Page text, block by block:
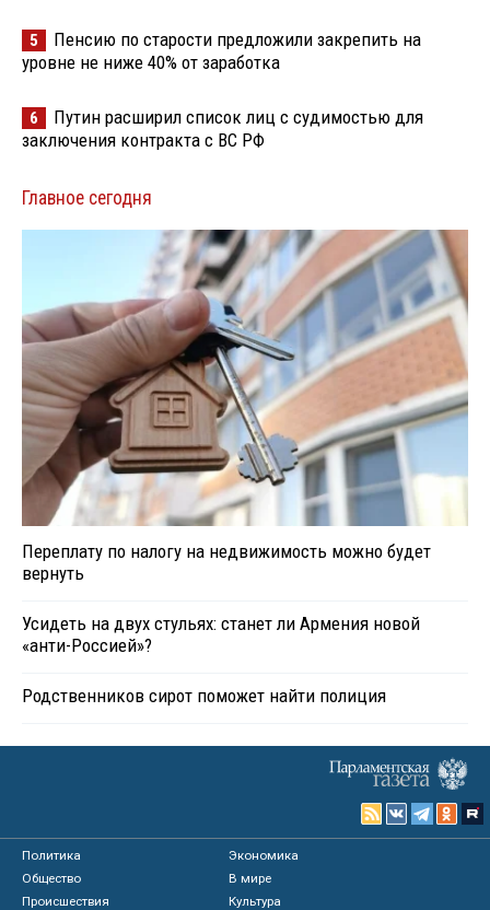
5
Пенсию по старости предложили закрепить на
уровне не ниже 40% от заработка
6
Путин расширил список лиц с судимостью для
заключения контракта с ВС РФ
Главное сегодня
Переплату по налогу на недвижимость можно будет
вернуть
Усидеть на двух стульях: станет ли Армения новой
«анти-Россией»?
Родственников сирот поможет найти полиция
Политика
Экономика
Общество
В мире
Происшествия
Культура